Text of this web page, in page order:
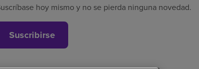
hoy mismo y no se pierda ninguna novedad.
Suscribirse